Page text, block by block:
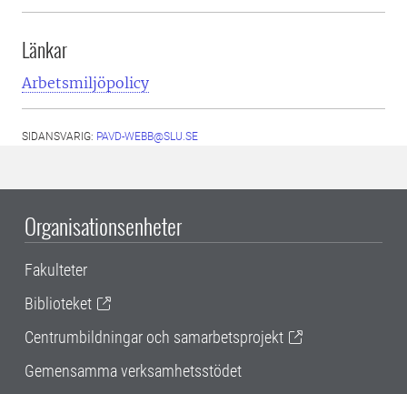
Länkar
Arbetsmiljöpolicy
SIDANSVARIG: PAVD-WEBB@SLU.SE
Organisationsenheter
Fakulteter
Biblioteket
Centrumbildningar och samarbetsprojekt
Gemensamma verksamhetsstödet